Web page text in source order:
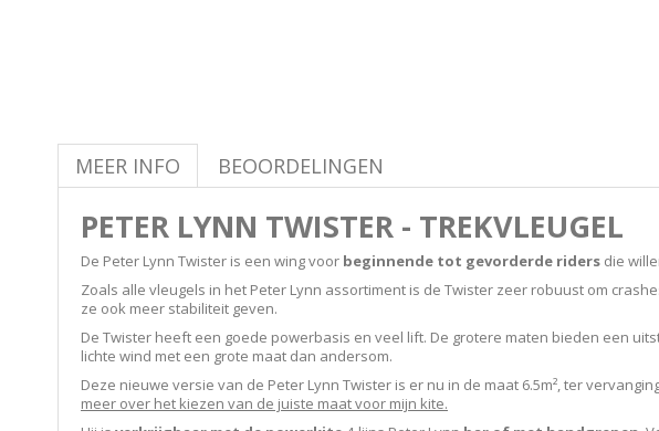
MEER INFO BEOORDELINGEN
PETER LYNN TWISTER - TREKVLEUGEL
De Peter Lynn Twister is een wing voor beginnende tot gevorderde riders die
Zoals alle vleugels in het Peter Lynn assortiment is de Twister zeer robuust om
ze ook meer stabiliteit geven.
De Twister heeft een goede powerbasis en veel lift. De grotere maten bieden een
lichte wind met een grote maat dan andersom.
Deze nieuwe versie van de Peter Lynn Twister is er nu in de maat 6.5m², ter
meer over het kiezen van de juiste maat voor mijn kite.